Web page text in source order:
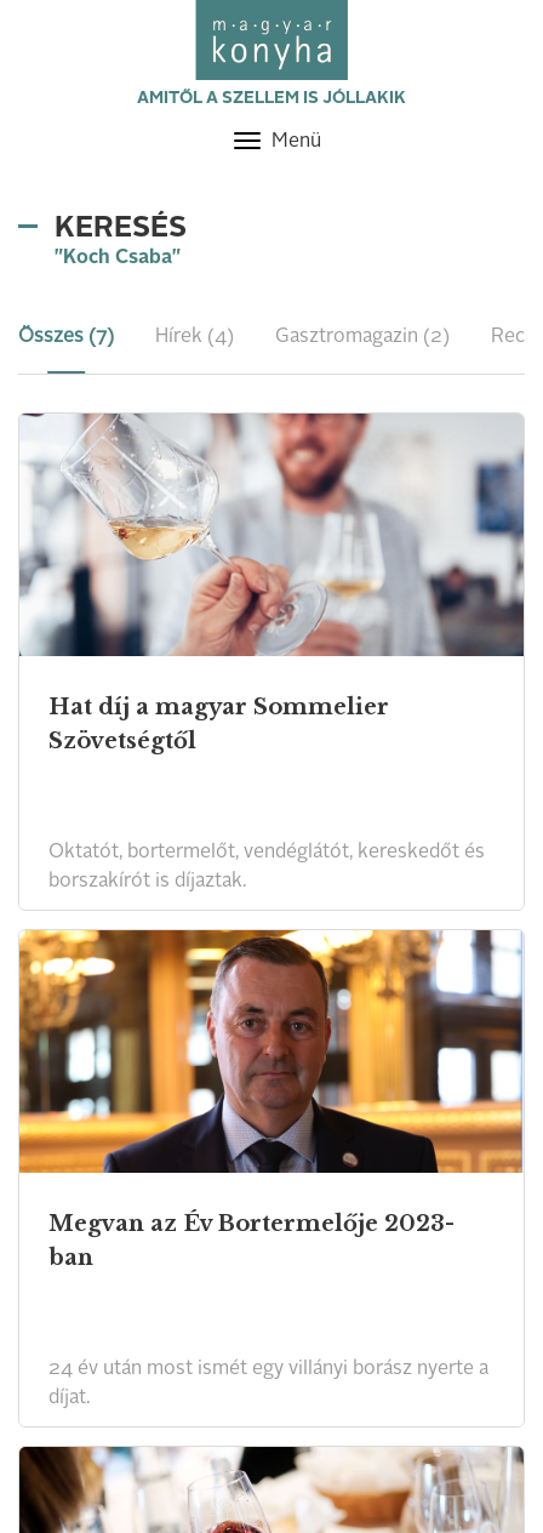
AMITŐL A SZELLEM IS JÓLLAKIK
Toggle
Menü
KERESÉS
"Koch Csaba"
Összes (7) Hírek (4) Gasztromagazin (2)
Hat díj a magyar Sommelier
Szövetségtől
Oktatót, bortermelőt, vendéglátót, kereskedőt és
borszakírót is díjaztak.
Megvan az Év Bortermelője 2023-
ban
24 év után most ismét egy villányi borász nyerte a
díjat.